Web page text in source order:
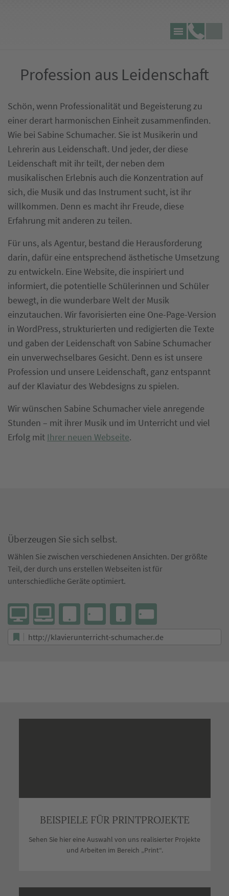
Telefon:
Profession aus Leidenschaft
Schön, wenn Professionalität und Begeisterung zu
einer derart harmonischen Einheit zusammenfinden.
Wie bei Sabine Schumacher. Sie ist Musikerin und
Lehrerin aus Leidenschaft. Und jeder, der diese
Leidenschaft mit ihr teilt, der neben dem
musikalischen Erlebnis auch die Konzentration auf
sich, die Musik und das Instrument sucht, ist ihr
willkommen. Denn es macht ihr Freude, diese
Erfahrung mit anderen zu teilen.
Für uns, als Agentur, bestand die Herausforderung
darin, dafür eine entsprechend ästhetische Umsetzung
zu entwickeln. Eine Website, die inspiriert und
informiert, die potentielle Schülerinnen und Schüler
bewegt, in die wunderbare Welt der Musik
einzutauchen. Wir favorisierten eine One-Page-Version
in WordPress, strukturierten und redigierten die Texte
und gaben der Leidenschaft von Sabine Schumacher
ein unverwechselbares Gesicht. Denn es ist unsere
Profession und unsere Leidenschaft, ganz entspannt
auf der Klaviatur des Webdesigns zu spielen.
Wir wünschen Sabine Schumacher viele anregende
Stunden – mit ihrer Musik und im Unterricht und viel
Erfolg mit Ihrer neuen Webseite.
Überzeugen Sie sich selbst.
Wählen Sie zwischen verschiedenen Ansichten. Der größte
Teil, der durch uns erstellen Webseiten ist für
unterschiedliche Geräte optimiert.
http://klavierunterricht-schumacher.de
BEISPIELE FÜR PRINTPROJEKTE
Sehen Sie hier eine Auswahl von uns realisierter Projekte
und Arbeiten im Bereich „Print“.